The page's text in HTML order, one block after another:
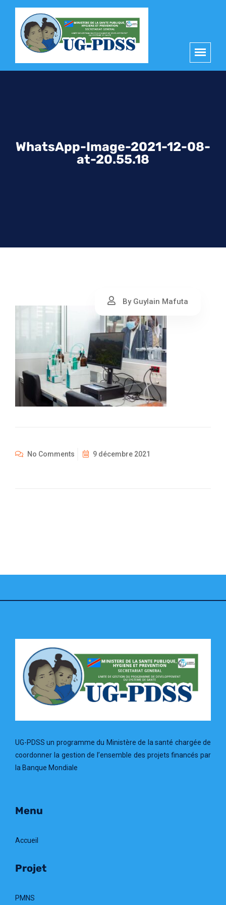
WhatsApp-Image-2021-12-08-
at-20.55.18
By Guylain Mafuta
No Comments 9 décembre 2021
UG-PDSS un programme du Ministère de la santé chargée de
coordonner la gestion de l’ensemble des projets financés par
la Banque Mondiale
Menu
Accueil
Projet
PMNS